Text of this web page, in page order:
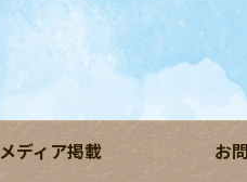
メディア掲載 お